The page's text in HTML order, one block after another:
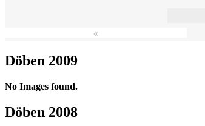
«
Döben 2009
No Images found.
Döben 2008